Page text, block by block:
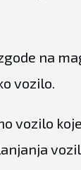
na
vozilo.
vozilo